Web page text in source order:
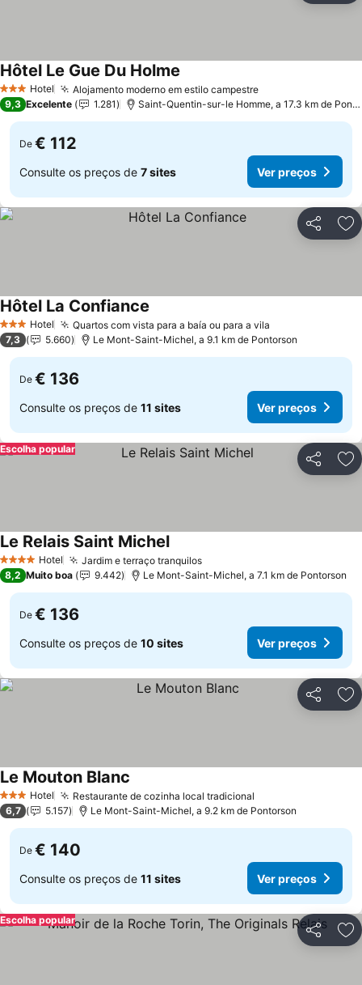
3 EstrelasHotel Alojamento moderno em estilo campestre
Hôtel Le Gue Du Holme
9,3 Excelente 1.281 Saint-Quentin-sur-le Homme, a 17.3 km de Pontorson
De € 112
Consulte os preços de 7 sites Ver preços
Partilhar
3 EstrelasHotel Quartos com vista para a baía ou para a vila
Hôtel La Confiance
7,3 5.660 Le Mont-Saint-Michel, a 9.1 km de Pontorson
De € 136
Consulte os preços de 11 sites Ver preços
Partilhar
Escolha popular
4 EstrelasHotel Jardim e terraço tranquilos
Le Relais Saint Michel
8,2 Muito boa 9.442 Le Mont-Saint-Michel, a 7.1 km de Pontorson
De € 136
Consulte os preços de 10 sites Ver preços
Partilhar
3 EstrelasHotel Restaurante de cozinha local tradicional
Le Mouton Blanc
6,7 5.157 Le Mont-Saint-Michel, a 9.2 km de Pontorson
De € 140
Consulte os preços de 11 sites Ver preços
Partilhar
Escolha popular